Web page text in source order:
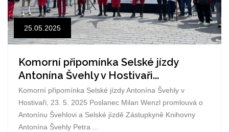
25.05.2025
Komorní připomínka Selské jízdy
Antonína Švehly v Hostivaři...
Komorní připomínka Selské jízdy Antonína Švehly v
Hostivaři, 23. 5. 2025 Poslanec Milan Wenzl promlouvá o
Antonínu Švehlovi a Selské jízdě Zástupkyně Knihovny
Antonína Švehly Petra ...